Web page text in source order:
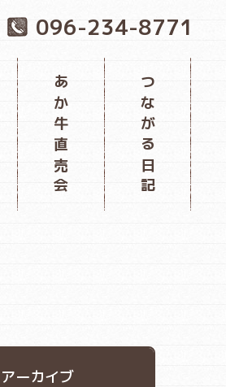
096-234-8771
あか牛直売会 つながる日記
アーカイブ